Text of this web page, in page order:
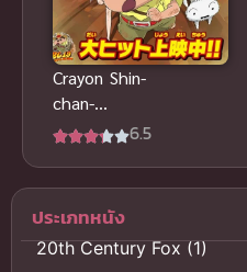
Crayon Shin-
chan-
Honeymoon
เดอะมูฟวี่
ตอน ฮันนีมูน
6.5
ประเภทหนัง
20th Century Fox(1)